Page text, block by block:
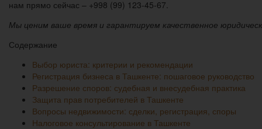
нам прямо сейчас – +998 (99) 123-45-67.
Мы ценим ваше время и гарантируем качественное
Содержание
Выбор юриста: критерии и рекомендации
Регистрация бизнеса в Ташкенте: пошаговое руководство
Разрешение споров: судебная и внесудебная практика
Защита прав потребителей в Ташкенте
Вопросы недвижимости: сделки, регистрация, споры
Налоговое консультирование в Ташкенте